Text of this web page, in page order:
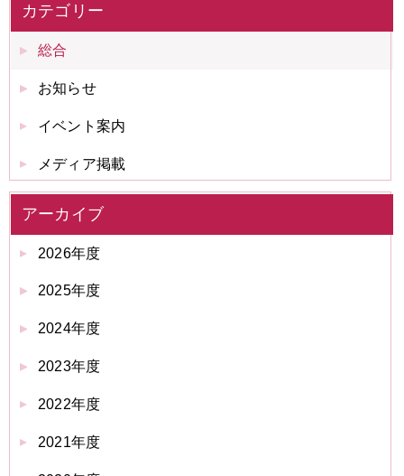
カテゴリー
総合
お知らせ
イベント案内
メディア掲載
アーカイブ
2026年度
2025年度
2024年度
2023年度
2022年度
2021年度